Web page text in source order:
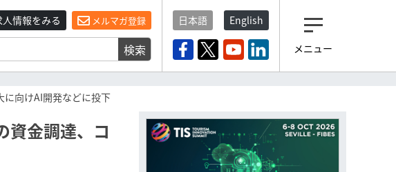
人情報をみる メルマガ登録
検索
日本語 English
メニュー
に向けAI開発などに投下
資金調達、コ
観光産業ニュース「トラベ
登録済みですよね？
もし未だ登録していないなら…
いますぐ登録する